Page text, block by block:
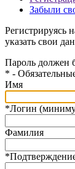
Забыли
Регистрируясь
указать свои
Пароль должен
* -
Имя
*Логин
Фамилия
*